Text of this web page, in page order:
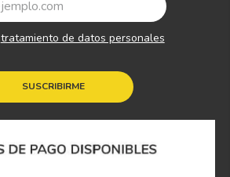
SUSCRIBIRME
tratamiento de datos personales